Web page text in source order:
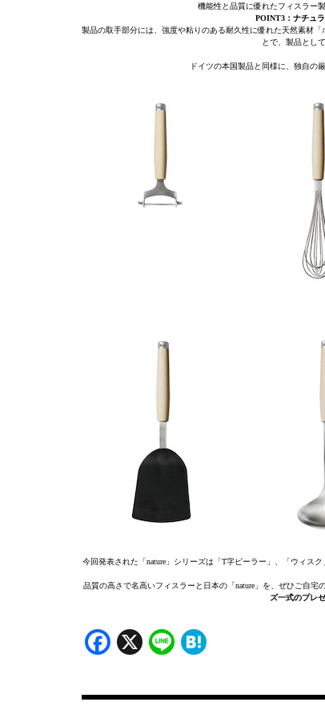
機能性と品質に優れたフィスラー
POINT3：ナチュ
製品の取手部分には、強度や粘りのある耐久性に優れた天然素材
とで、製品とし
ドイツの本国製品と同様に、独自の
今回発表された「nature」シリーズは「T字ピーラー」、「ウィス
品質の高さで名高いフィスラーと日本の「nature」を、ぜひご自宅
ズ一式のプレ
Facebook
X Line